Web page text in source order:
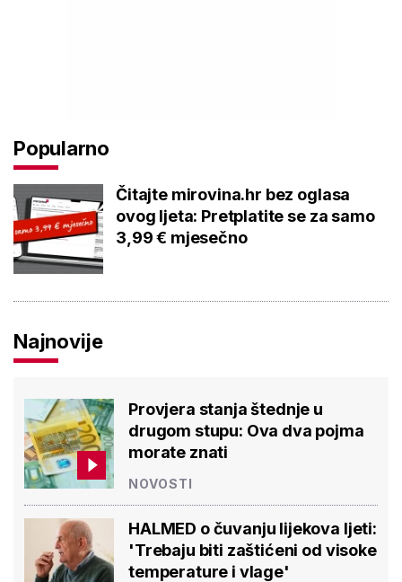
Popularno
Čitajte mirovina.hr bez oglasa
ovog ljeta: Pretplatite se za samo
3,99 € mjesečno
Najnovije
Provjera stanja štednje u
drugom stupu: Ova dva pojma
morate znati
NOVOSTI
HALMED o čuvanju lijekova ljeti:
'Trebaju biti zaštićeni od visoke
temperature i vlage'